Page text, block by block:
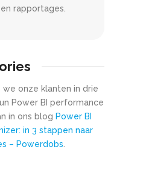
rapportages.
onze klanten in drie
Power BI performance
in ons blog Power BI
in 3 stappen naar
– Powerdobs